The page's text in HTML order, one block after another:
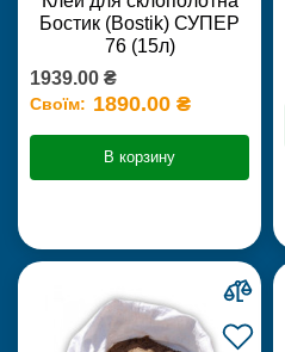
Бостик (Bostik) СУПЕР
76 (15л)
1939.00 ₴
Своїм: 1890.00 ₴
В корзину